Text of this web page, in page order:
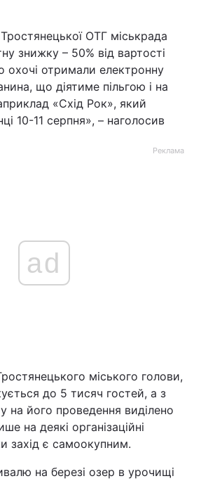
ОТГ міськрада
знижку – 50% від вартості
охочі отримали електронну
що діятиме пільгою і на
«Схід Рок», який
10-11 серпня», – наголосив
Реклама
ad
міського голови,
до 5 тисяч гостей, а з
на його проведення виділено
на деякі організаційні
захід є самоокупним.
на березі озер в урочищі